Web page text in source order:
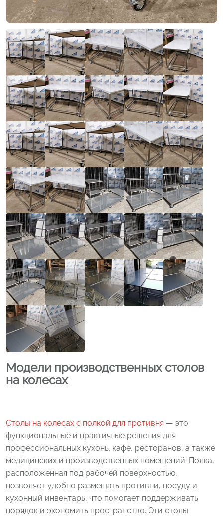
Модели производственных столов
на колесах
Столы на колесах с полкой для противня — это
функциональные и практичные решения для
профессиональных кухонь, кафе, ресторанов, а также
медицинских и производственных помещений. Полка,
расположенная под рабочей поверхностью,
позволяет удобно размещать противни, посуду и
кухонный инвентарь, что помогает поддерживать
порядок и экономить пространство. Эти столы